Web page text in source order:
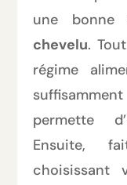
une
chevelu.
régime
permette
Ensuite,
choisissant